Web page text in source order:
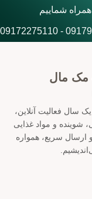
مک مال
و یک سال فعالیت آنلاین،
شوینده و مواد غذایی
ارسال سریع، همواره